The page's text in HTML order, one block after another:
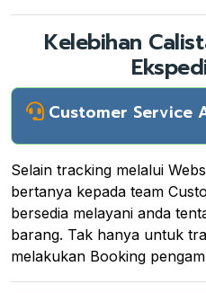
Kelebihan
Customer Service
Selain tracking melalui
bertanya kepada team
bersedia melayani anda
barang. Tak hanya untuk
melakukan Booking